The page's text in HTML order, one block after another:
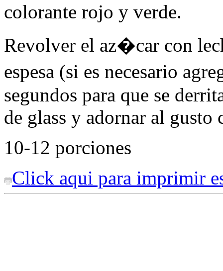
colorante rojo y verde.
Revolver el az�car con
espesa (si es necesario
segundos para que se
de glass y adornar al gusto
10-12 porciones
Click aqui para imprimir